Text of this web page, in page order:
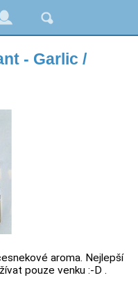
- Garlic /
aroma. Nejlepší
pouze venku :-D .